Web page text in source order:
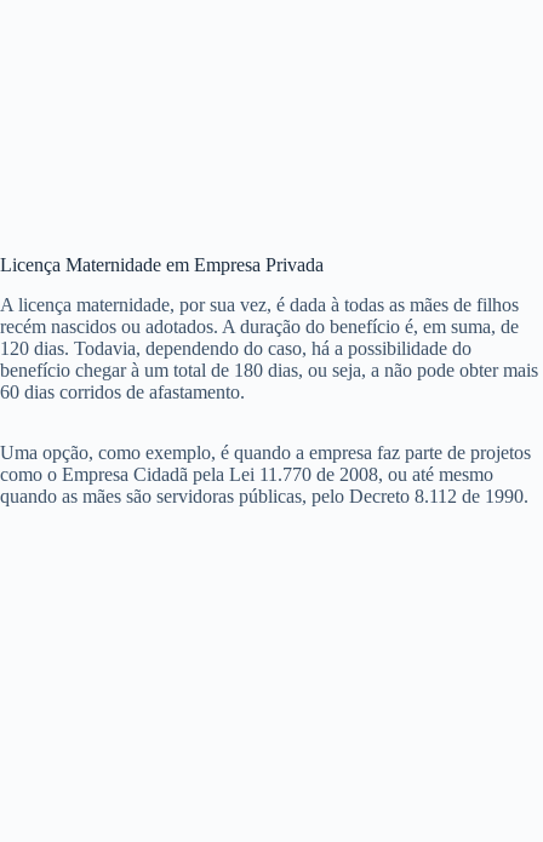
Licença Maternidade em Empresa Privada
A licença maternidade, por sua vez, é dada à todas as mães de filhos
recém nascidos ou adotados. A duração do benefício é, em suma, de
120 dias. Todavia, dependendo do caso, há a possibilidade do
benefício chegar à um total de 180 dias, ou seja, a não pode obter mais
60 dias corridos de afastamento.
Uma opção, como exemplo, é quando a empresa faz parte de projetos
como o Empresa Cidadã pela Lei 11.770 de 2008, ou até mesmo
quando as mães são servidoras públicas, pelo Decreto 8.112 de 1990.